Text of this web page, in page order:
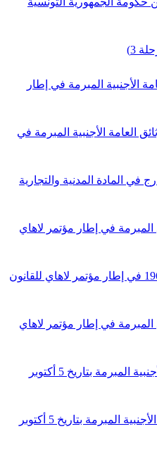
العامة الأجنبية المبرمة في إطار
على الوثائق العامة الأجنبية المبرمة في
إلى الخارج في المادة المدنية والتجارية
للأطفال المبرمة في إطار مؤتمر لاهاي
أمر رئاسي عدد 134 لسنة 2017 مؤرخ في 22 سبتمبر 2017 يتعلق بنشر الاتفاقية المتعلقة بحذف شرط التصديق على الوثائق العامة الأجنبية المبرمة بتاريخ 5 أكتوبر 1961 في إطار مؤتمر لاهاي للقانون
للأطفال المبرمة في إطار مؤتمر لاهاي
أمر رئاسي عدد 63 لسنة 2017 مؤرخ في 2 ماي 2017 يتعلق بالمصادقة على انضمام الجمهورية التونسية للاتفاقية المتعلقة بحذف شرط التصديق على الوثائق العامة الأجنبية المبرمة بتاريخ 5 أكتوبر
قانون أساسي عدد 29 لسنة 2017 مؤرخ في 2 ماي 2017 يتعلق بالموافقة على انضمام الجمهورية التونسية للاتفاقية المتعلقة بحذف شرط التصديق على الوثائق العامة الأجنبية المبرمة بتاريخ 5 أكتوبر